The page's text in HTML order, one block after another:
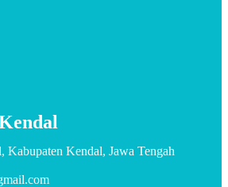
Kabupaten Kendal, Jawa Tengah